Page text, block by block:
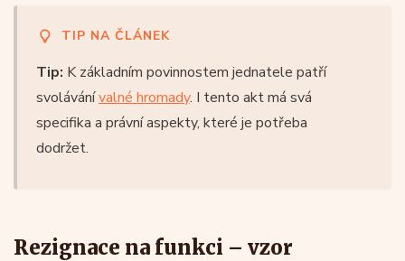
TIP NA ČLÁNEK
Tip: K základním povinnostem jednatele patří
svolávánívalné hromady. I tento akt má svá
specifika a právní aspekty, které je potřeba
dodržet.
Rezignace na funkci – vzor